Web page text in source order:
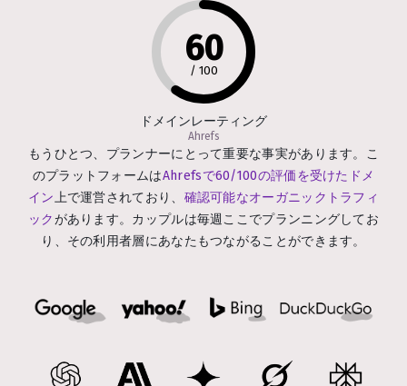
60
/ 100
ドメインレーティング
Ahrefs
もうひとつ、プランナーにとって重要な事実があります。こ
のプラットフォームはAhrefsで60/100の評価を受けたドメ
イン上で運営されており、 確認可能なオーガニックトラフィ
ックがあります。カップルは毎週ここでプランニングしてお
り、その利用者層にあなたもつながることができます。